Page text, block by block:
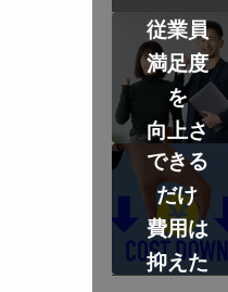
従業員
満足度
を
向上さ
せたい
できる
だけ
費用は
抑えた